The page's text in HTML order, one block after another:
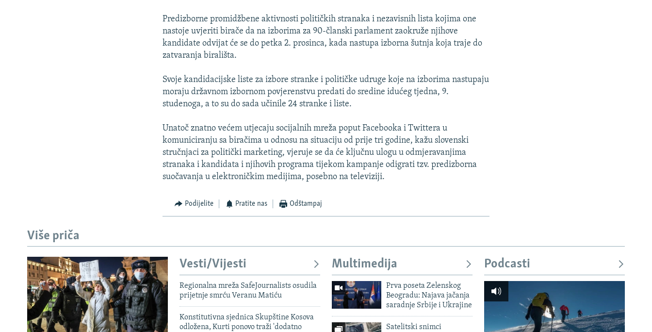
Predizborne promidžbene aktivnosti političkih stranaka i nezavisnih lista kojima one
nastoje uvjeriti birače da na izborima za 90-članski parlament zaokruže njihove
kandidate odvijat će se do petka 2. prosinca, kada nastupa izborna šutnja koja traje do
zatvaranja birališta.
Svoje kandidacijske liste za izbore stranke i političke udruge koje na izborima nastupaju
moraju državnom izbornom povjerenstvu predati do sredine idućeg tjedna, 9.
studenoga, a to su do sada učinile 24 stranke i liste.
Unatoč znatno većem utjecaju socijalnih mreža poput Facebooka i Twittera u
komuniciranju sa biračima u odnosu na situaciju od prije tri godine, kažu slovenski
stručnjaci za politički marketing, vjeruje se da će ključnu ulogu u odmjeravanjima
stranaka i kandidata i njihovih programa tijekom kampanje odigrati tzv. predizborna
suočavanja u elektroničkim medijima, posebno na televiziji.
Podijelite Pratite nas Odštampaj
Više priča
Vesti/Vijesti
Regionalna mreža SafeJournalists osudila
prijetnje smrću Veranu Matiću
Konstitutivna sjednica Skupštine Kosova
odložena, Kurti ponovo traži 'dodatno
Multimedija
Prva poseta Zelenskog
Beogradu: Najava jačanja
saradnje Srbije i Ukrajine
Satelitski snimci
Podcasti